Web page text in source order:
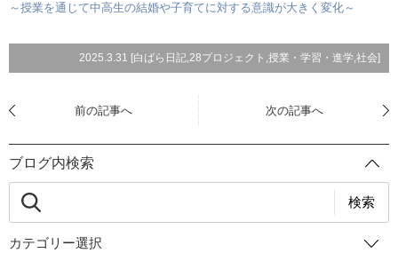
～授業を通じて中高生の結婚や子育てに対する意識が大きく変化～
2025.3.31 [白ばら日記,28プロジェクト ,授業・学習・進学,社会]
前の記事へ 次の記事へ
ブログ内検索
検索
カテゴリー選択